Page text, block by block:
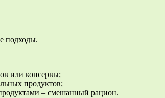
подходы.
или консервы;
продуктов;
– смешанный рацион.